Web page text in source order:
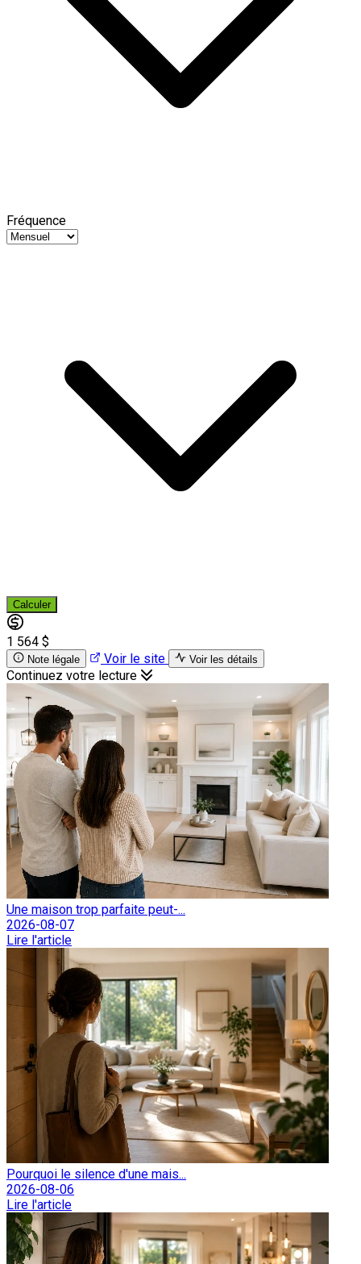
Fréquence
Calculer
1 564 $
Note légale Voir le site Voir les détails
Continuez votre lecture
Une maison trop parfaite peut-...
2026-08-07
Lire l'article
Pourquoi le silence d'une mais...
2026-08-06
Lire l'article